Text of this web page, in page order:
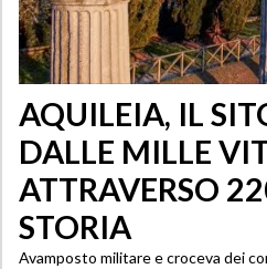
AQUILEIA, IL
DALLE MILLE
ATTRAVERSO
STORIA
Avamposto militare e croceva dei